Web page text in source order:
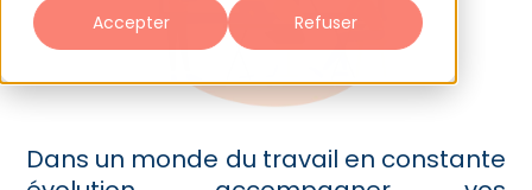
Accepter Refuser
Dans un monde du travail en constante